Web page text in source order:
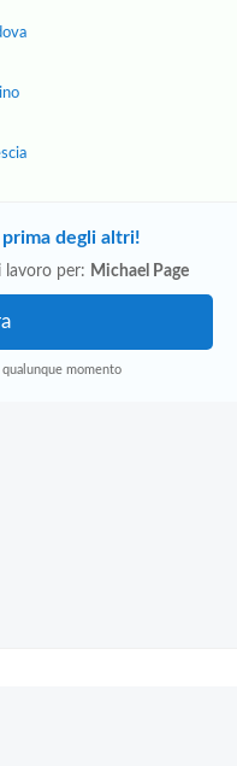
degli altri!
lavoro per: Michael Page
momento